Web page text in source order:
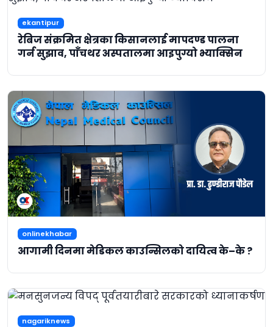
ekantipur
रेबिज संक्रमित क्षेत्रका किसानलाई मापदण्ड पालना
गर्न सुझाव, पाँचथर अस्पतालमा आइपुग्यो भ्याक्सिन
onlinekhabar
आगामी दिनमा मेडिकल काउन्सिलको दायित्व के–के ?
nagariknews